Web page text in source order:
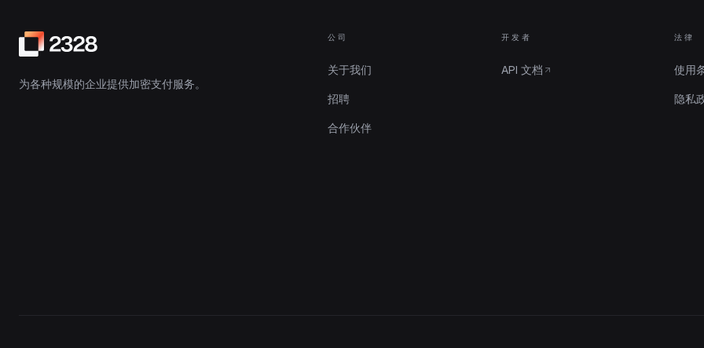
为各种规模的企业提供加密支付服务。
公司
关于我们
招聘
合作伙伴
开发者
API 文档
法律
使用
隐私